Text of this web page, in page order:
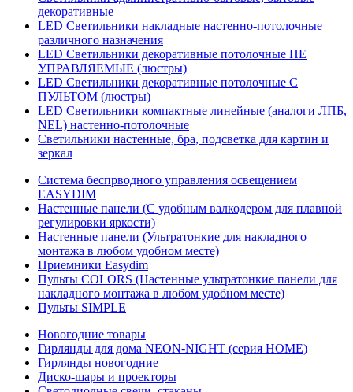
декоративные
LED Cветильники накладные настенно-потолочные
различного назначения
LED Светильники декоративные потолочные НЕ
УПРАВЛЯЕМЫЕ (люстры)
LED Светильники декоративные потолочные С
ПУЛЬТОМ (люстры)
LED Светильники компактные линейные (аналоги ЛПБ,
NEL) настенно-потолочные
Светильники настенные, бра, подсветка для картин и
зеркал
Система беспрводного управления освещением
EASYDIM
Настенные панели (С удобным валкодером для плавной
регулировки яркости)
Настенные панели (Ультратонкие для накладного
монтажа в любом удобном месте)
Приемники Easydim
Пульты COLORS (Настенные ультратонкие панели для
накладного монтажа в любом удобном месте)
Пульты SIMPLE
Новогодние товары
Гирлянды для дома NEON-NIGHT (серия HOME)
Гирлянды новогодние
Диско-шары и проекторы